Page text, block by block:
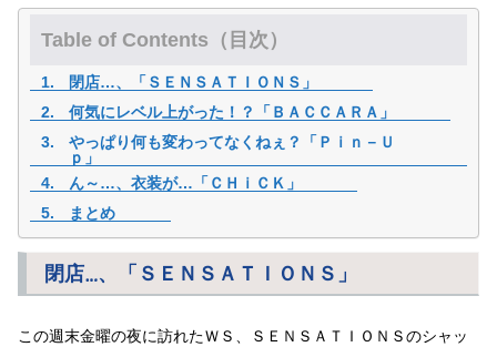
Table of Contents（目次）
閉店…、「ＳＥＮＳＡＴＩＯＮＳ」
何気にレベル上がった！？「ＢＡＣＣＡＲＡ」
やっぱり何も変わってなくねぇ？「Ｐｉｎ－Ｕ
ｐ」
ん～…、衣装が…「ＣＨｉＣＫ」
まとめ
閉店…、「ＳＥＮＳＡＴＩＯＮＳ」
この週末金曜の夜に訪れたＷＳ、ＳＥＮＳＡＴＩＯＮＳのシャッ